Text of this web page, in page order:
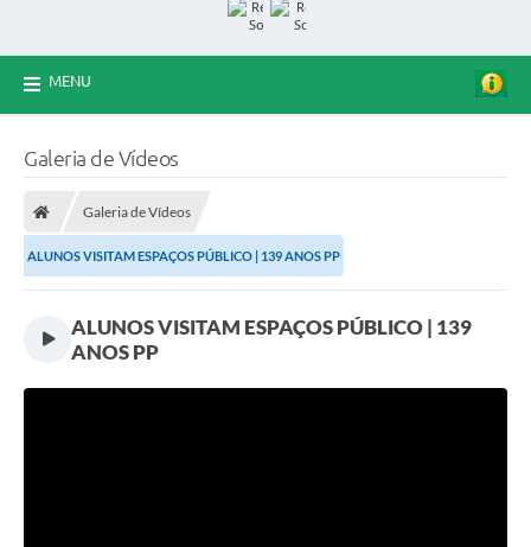
MENU
Galeria de Vídeos
Galeria de Vídeos
ALUNOS VISITAM ESPAÇOS PÚBLICO | 139 ANOS PP
ALUNOS VISITAM ESPAÇOS PÚBLICO | 139
ANOS PP